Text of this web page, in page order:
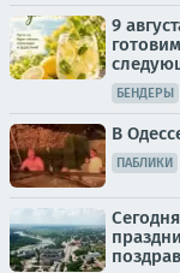
9
БЕНДЕРЫ
В
ПАБЛИКИ